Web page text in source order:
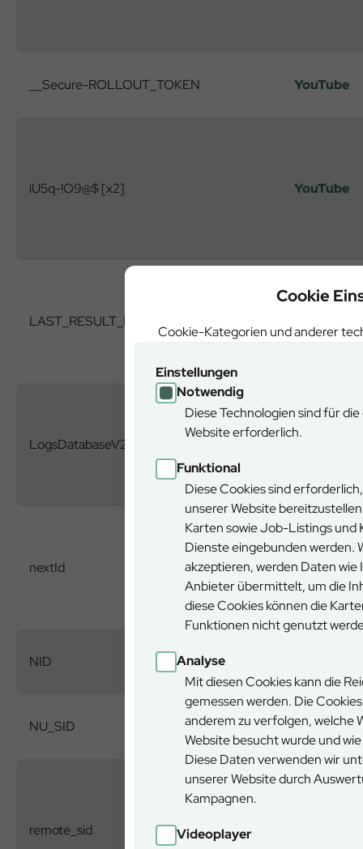
Cookie
Cookie-Kategorien und anderer
Einstellungen
Notwendig
Diese Technologien sind für
Website erforderlich.
Funktional
Diese Cookies sind
unserer Website
Karten sowie Job-Listings und
Dienste eingebunden werden.
akzeptieren, werden Daten wie
Anbieter übermittelt, um die
diese Cookies können die
Funktionen nicht genutzt
Analyse
Mit diesen Cookies kann die
gemessen werden. Die
anderem zu verfolgen, welche
Website besucht wurde und
Diese Daten verwenden wir
unserer Website durch
Kampagnen.
Videoplayer
__Secure-ROLLOUT_TOKEN YouTube
iU5q-!O9@$ [x2] YouTube
LAST_RESULT_ENTRY_KEY [x2]
LogsDatabaseV2:V#||LogsRequestsStore
nextId YouTube
NID
NU_SID
www.reisen-
fuer-alle.de
remote_sid